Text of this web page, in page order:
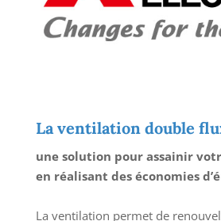
La ventilation double
une solution pour assainir
en réalisant des économies
La ventilation permet de